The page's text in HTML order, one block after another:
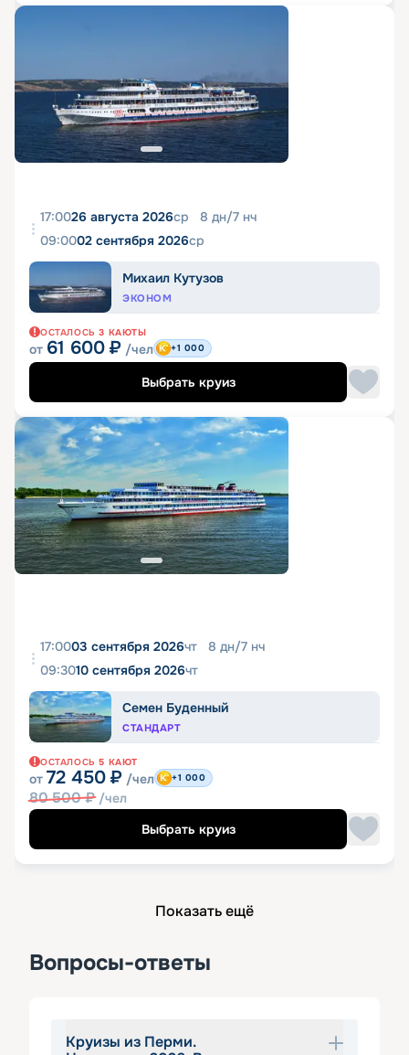
17:0026 августа 2026ср 8 дн/7 нч
09:0002 сентября 2026ср
Михаил Кутузов
ЭКОНОМ
ОСТАЛОСЬ 3 КАЮТЫ
от 61 600 ₽ /чел +1 000
Выбрать круиз
17:0003 сентября 2026чт 8 дн/7 нч
09:3010 сентября 2026чт
Семен Буденный
СТАНДАРТ
ОСТАЛОСЬ 5 КАЮТ
от 72 450 ₽ /чел
80 500₽ /чел
+1 000
Выбрать круиз
Показать ещё
Вопросы-ответы
Круизы из Перми.